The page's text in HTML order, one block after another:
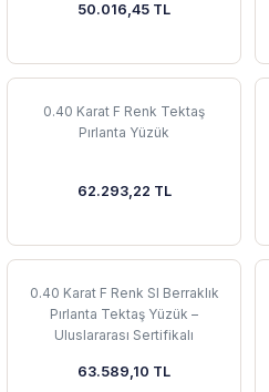
50.016,45 TL
0.40 Karat F Renk Tektaş
Pırlanta Yüzük
62.293,22 TL
0.40 Karat F Renk SI Berraklık
Pırlanta Tektaş Yüzük –
Uluslararası Sertifikalı
63.589,10 TL